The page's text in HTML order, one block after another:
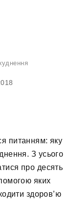
питанням: яку
З усього
про десять
яких
здоров’ю